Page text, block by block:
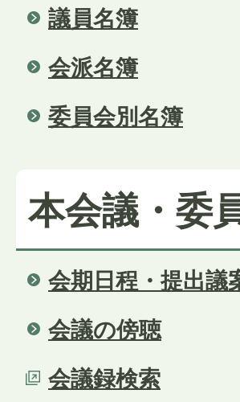
議員名簿
会派名簿
委員会別名簿
本会議・委
会期日程・提出議
会議の傍聴
会議録検索